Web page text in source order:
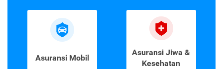
Asuransi Mobil
Asuransi Jiwa &
Kesehatan